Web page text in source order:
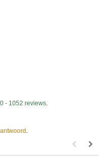
- 1052 reviews.
antwoord .